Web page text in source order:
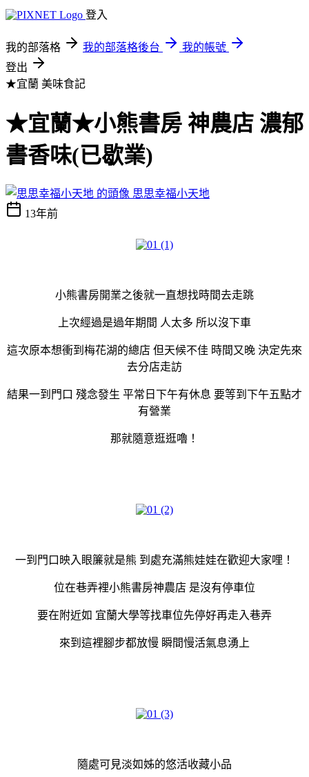
登入
我的部落格 我的部落格後台
我的帳號
登出
★宜蘭 美味食記
★宜蘭★小熊書房 神農店 濃郁
書香味(已歇業)
思思幸福小天地
13年前
小熊書房開業之後就一直想找時間去走跳
上次經過是過年期間 人太多 所以沒下車
這次原本想衝到梅花湖的總店 但天候不佳 時間又晚 決定先來
去分店走訪
結果一到門口 殘念發生 平常日下午有休息 要等到下午五點才
有營業
那就隨意逛逛嚕！
一到門口映入眼簾就是熊 到處充滿熊娃娃在歡迎大家哩！
位在巷弄裡小熊書房神農店 是沒有停車位
要在附近如 宜蘭大學等找車位先停好再走入巷弄
來到這裡腳步都放慢 瞬間慢活氣息湧上
隨處可見淡如姊的悠活收藏小品